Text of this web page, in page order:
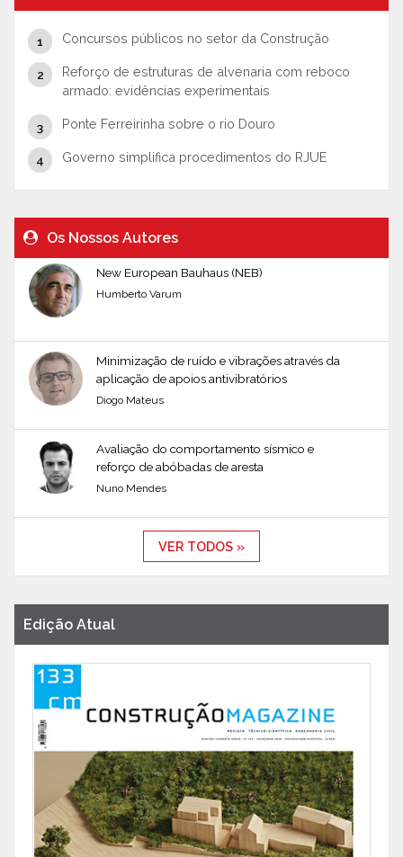
Concursos públicos no setor da Construção
Reforço de estruturas de alvenaria com reboco
armado: evidências experimentais
Ponte Ferreirinha sobre o rio Douro
Governo simplifica procedimentos do RJUE
Os Nossos Autores
New European Bauhaus (NEB)
Humberto Varum
Minimização de ruído e vibrações através da
aplicação de apoios antivibratórios
Diogo Mateus
Avaliação do comportamento sísmico e
reforço de abóbadas de aresta
Nuno Mendes
VER TODOS »
Edição Atual